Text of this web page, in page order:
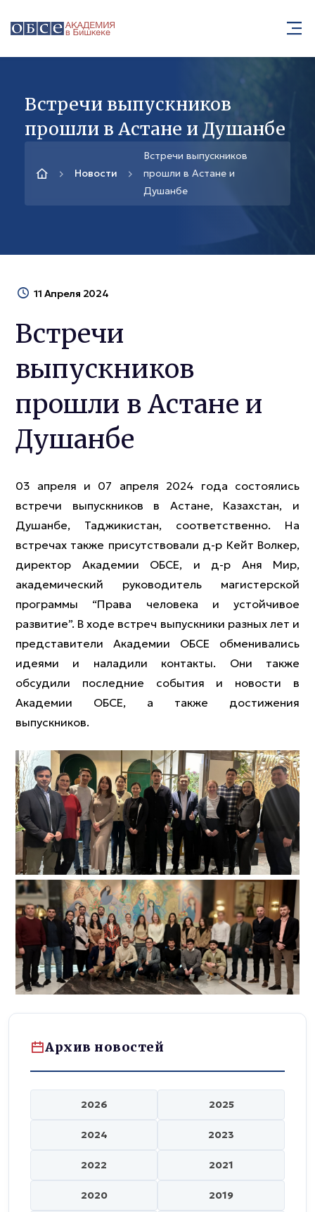
Встречи выпускников
прошли в Астане и Душанбе
Новости
Встречи выпускников
прошли в Астане и
Душанбе
11 Апреля 2024
Встречи
выпускников
прошли в Астане и
Душанбе
03 апреля и 07 апреля 2024 года состоялись
встречи выпускников в Астане, Казахстан, и
Душанбе, Таджикистан, соответственно. На
встречах также присутствовали д-р Кейт Волкер,
директор Академии ОБСЕ, и д-р Аня Мир,
академический руководитель магистерской
программы “Права человека и устойчивое
развитие”. В ходе встреч выпускники разных лет и
представители Академии ОБСЕ обменивались
идеями и наладили контакты. Они также
обсудили последние события и новости в
Академии ОБСЕ, а также достижения
выпускников.
Архив новостей
2026 2025
2024 2023
2022 2021
2020 2019